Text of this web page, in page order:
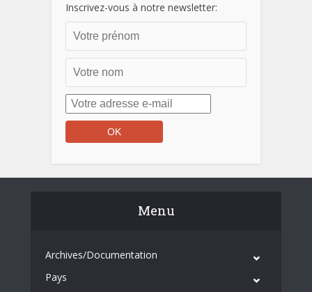
Inscrivez-vous à notre newsletter:
Menu
Archives/Documentation
Pays